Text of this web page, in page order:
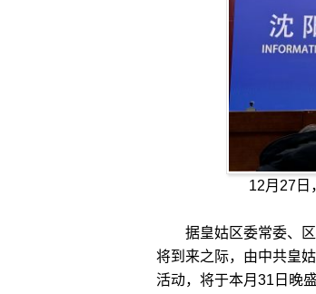
12月27日
据皇姑区委常委、区
将到来之际，由中共皇
活动，将于本月31日晚